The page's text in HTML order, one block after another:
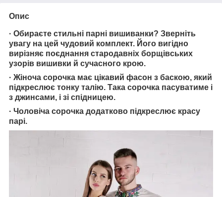
Опис
· Обираєте стильні парні вишиванки? Зверніть
увагу на цей чудовий комплект. Його вигідно
вирізняє поєднання стародавніх борщівських
узорів вишивки й сучасного крою.
· Жіноча сорочка має цікавий фасон з баскою, який
підкреслює тонку талію. Така сорочка пасуватиме і
з джинсами, і зі спідницею.
· Чоловіча сорочка додатково підкреслює красу
парі.